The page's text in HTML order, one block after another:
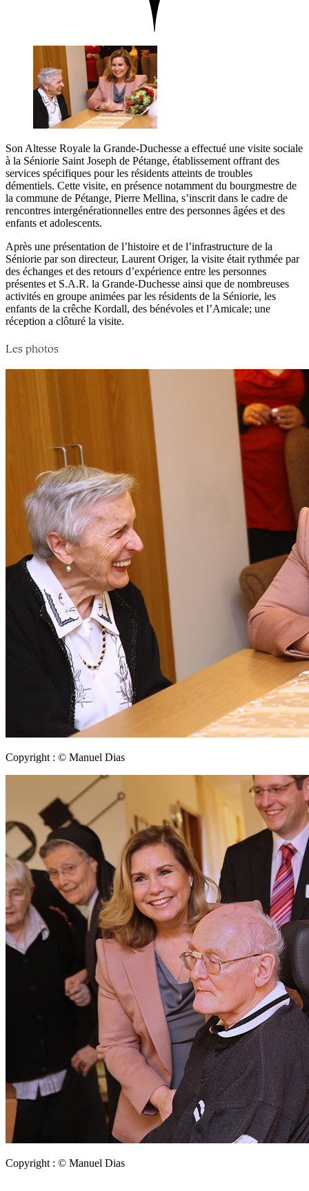
Son Altesse Royale la Grande-Duchesse a effectué une visite sociale
à la Séniorie Saint Joseph de Pétange, établissement offrant des
services spécifiques pour les résidents atteints de troubles
démentiels. Cette visite, en présence notamment du bourgmestre de
la commune de Pétange, Pierre Mellina, s’inscrit dans le cadre de
rencontres intergénérationnelles entre des personnes âgées et des
enfants et adolescents.
Après une présentation de l’histoire et de l’infrastructure de la
Séniorie par son directeur, Laurent Origer, la visite était rythmée par
des échanges et des retours d’expérience entre les personnes
présentes et S.A.R. la Grande-Duchesse ainsi que de nombreuses
activités en groupe animées par les résidents de la Séniorie, les
enfants de la crêche Kordall, des bénévoles et l’Amicale; une
réception a clôturé la visite.
Les photos
Copyright : © Manuel Dias
Copyright : © Manuel Dias